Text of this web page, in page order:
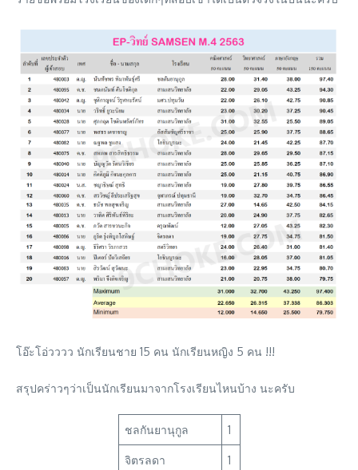
โอ๊ะโอ่วววว นักเรียนชาย 15 คน นักเรียนหญิง 5 คน !!!
สรุปคร่าวๆว่าเป็นนักเรียนมาจากโรงเรียนไหนบ้าง นะครับ
ชลกันยานุกูล 1
จิตรลดา 1